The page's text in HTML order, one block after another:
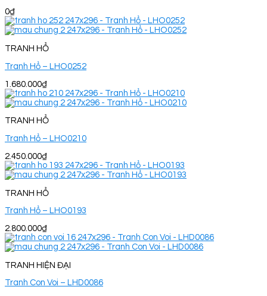
0₫
TRANH HỔ
Tranh Hổ – LHO0252
1.680.000₫
TRANH HỔ
Tranh Hổ – LHO0210
2.450.000₫
TRANH HỔ
Tranh Hổ – LHO0193
2.800.000₫
TRANH HIỆN ĐẠI
Tranh Con Voi – LHD0086